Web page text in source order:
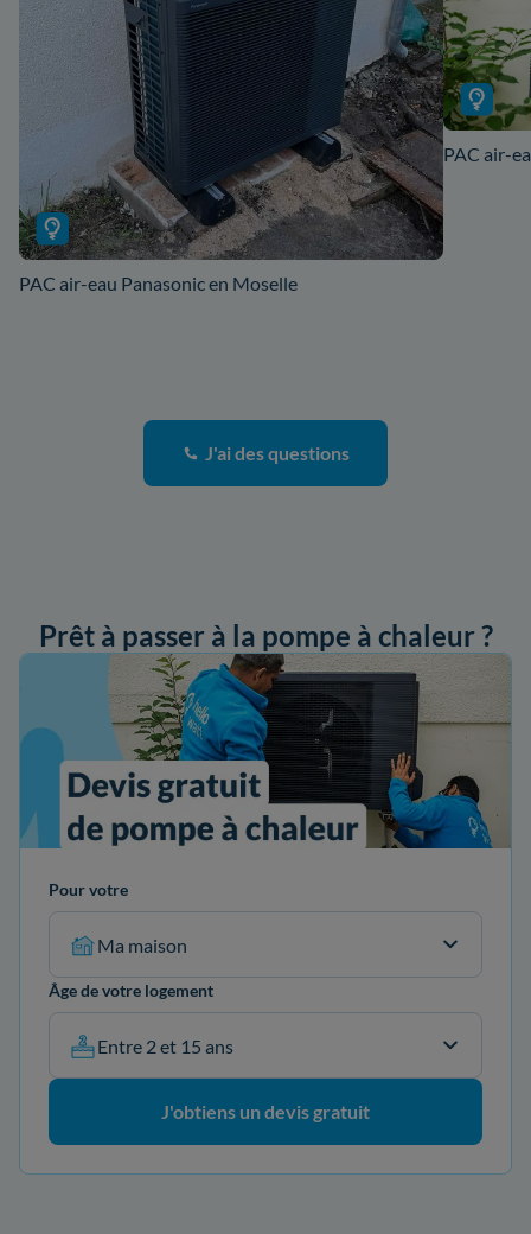
PAC air-eau Panasonic en Moselle
PAC air-
J'ai des questions
Prêt à passer à la pompe à chaleur ?
Pour votre
Ma maison
Âge de votre logement
Entre 2 et 15 ans
J'obtiens un devis gratuit